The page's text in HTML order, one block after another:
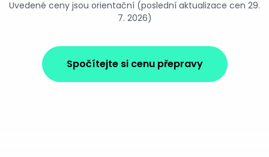
Uvedené ceny jsou orientační (poslední aktualizace cen 29.
7. 2026)
Spočítejte si cenu přepravy